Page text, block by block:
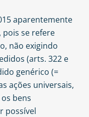
aparentemente
se refere
não exigindo
(arts. 322 e
genérico (=
ações universais,
bens
possível